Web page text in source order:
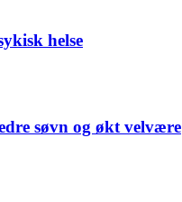
helse
søvn og økt velvære